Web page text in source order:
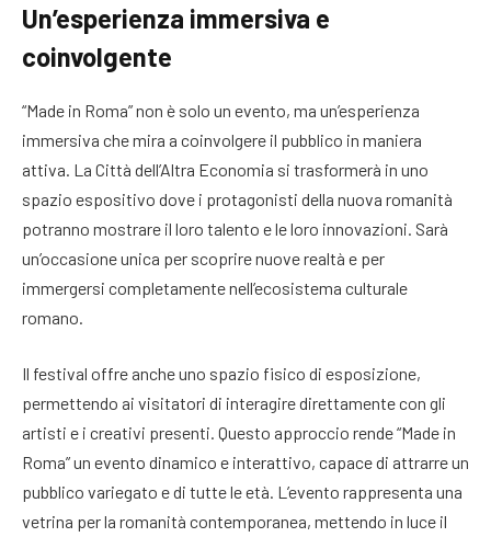
Un’esperienza immersiva e
coinvolgente
“Made in Roma” non è solo un evento, ma un’esperienza
immersiva che mira a coinvolgere il pubblico in maniera
attiva. La Città dell’Altra Economia si trasformerà in uno
spazio espositivo dove i protagonisti della nuova romanità
potranno mostrare il loro talento e le loro innovazioni. Sarà
un’occasione unica per scoprire nuove realtà e per
immergersi completamente nell’ecosistema culturale
romano.
Il festival offre anche uno spazio fisico di esposizione,
permettendo ai visitatori di interagire direttamente con gli
artisti e i creativi presenti. Questo approccio rende “Made in
Roma” un evento dinamico e interattivo, capace di attrarre un
pubblico variegato e di tutte le età. L’evento rappresenta una
vetrina per la romanità contemporanea, mettendo in luce il